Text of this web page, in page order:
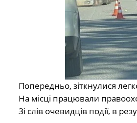
Попередньо, зіткнулися
На місці працювали
Зі слів очевидців події, в